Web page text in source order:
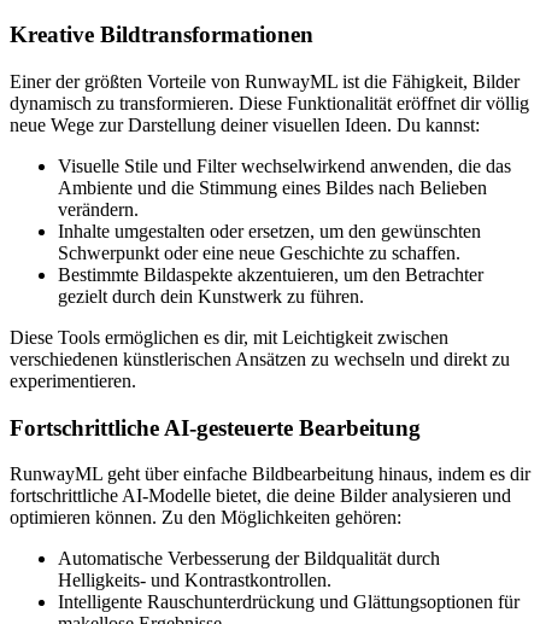
Kreative Bildtransformationen
Einer der größten Vorteile von RunwayML ist die Fähigkeit, Bilder
dynamisch zu transformieren. Diese Funktionalität eröffnet dir völlig
neue Wege zur Darstellung deiner visuellen Ideen. Du kannst:
Visuelle Stile und Filter wechselwirkend anwenden, die das
Ambiente und die Stimmung eines Bildes nach Belieben
verändern.
Inhalte umgestalten oder ersetzen, um den gewünschten
Schwerpunkt oder eine neue Geschichte zu schaffen.
Bestimmte Bildaspekte akzentuieren, um den Betrachter
gezielt durch dein Kunstwerk zu führen.
Diese Tools ermöglichen es dir, mit Leichtigkeit zwischen
verschiedenen künstlerischen Ansätzen zu wechseln und direkt zu
experimentieren.
Fortschrittliche AI-gesteuerte Bearbeitung
RunwayML geht über einfache Bildbearbeitung hinaus, indem es dir
fortschrittliche AI-Modelle bietet, die deine Bilder analysieren und
optimieren können. Zu den Möglichkeiten gehören:
Automatische Verbesserung der Bildqualität durch
Helligkeits- und Kontrastkontrollen.
Intelligente Rauschunterdrückung und Glättungsoptionen für